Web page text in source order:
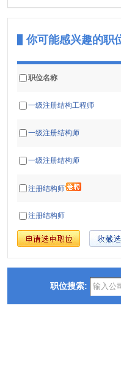
你可能感兴趣的职
职位名称
一级注册结构工程师
一级注册结构师
一级注册结构师
注册结构师
注册结构师
职位搜索: